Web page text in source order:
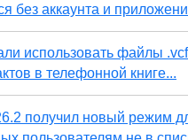
без аккаунта и
использовать файлы
в телефонной книге...
получил новый режим